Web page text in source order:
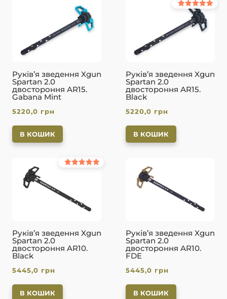
Руків’я зведення Xgun
Spartan 2.0
двостороння AR15.
Gabana Mint
5220,0 грн
В КОШИК
Руків’я зведення Xgun
Spartan 2.0
двостороння AR15.
Black
Оцінено в
5220,0 грн
В КОШИК
Руків’я зведення Xgun
Spartan 2.0
двостороння AR10.
Black
5445,0 грн
В КОШИК
Руків’я зведення Xgun
Spartan 2.0
двостороння AR10.
FDE
5445,0 грн
В КОШИК